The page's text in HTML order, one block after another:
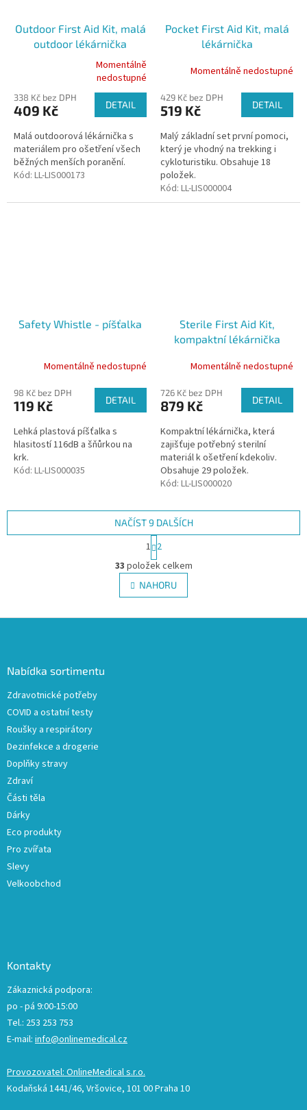
Outdoor First Aid Kit, malá
outdoor lékárnička
produktu
je
z
5
hvězdiček.
Momentálně
nedostupné
338 Kč bez DPH
409 Kč DETAIL
Malá outdoorová lékárnička s
materiálem pro ošetření všech
běžných menších poranění.
Kód: LL-LIS000173
Pocket First Aid Kit, malá
lékárnička
Momentálně nedostupné
429 Kč bez DPH
519 Kč DETAIL
Malý základní set první pomoci,
který je vhodný na trekking i
cykloturistiku. Obsahuje 18
položek.
Kód: LL-LIS000004
Safety Whistle - píšťalka
Momentálně nedostupné
98 Kč bez DPH
119 Kč DETAIL
Lehká plastová píšťalka s
hlasitostí 116dB a šňůrkou na
krk.
Kód: LL-LIS000035
Sterile First Aid Kit,
kompaktní lékárnička
Momentálně nedostupné
726 Kč bez DPH
879 Kč DETAIL
Kompaktní lékárnička, která
zajišťuje potřebný sterilní
materiál k ošetření kdekoliv.
Obsahuje 29 položek.
Kód: LL-LIS000020
O
v
l
á
NAČÍST 9 DALŠÍCH
S
t
r
á
n
k
v
1 2
33 položek celkem
NAHORU
Nabídka sortimentu
Zdravotnické potřeby
COVID a ostatní testy
Roušky a respirátory
Dezinfekce a drogerie
Doplňky stravy
Zdraví
Části těla
Dárky
Eco produkty
Pro zvířata
Slevy
Velkoobchod
Kontakty
Zákaznická podpora:
po - pá 9:00-15:00
Tel.: 253 253 753
E-mail: info@onlinemedical.cz
Provozovatel: OnlineMedical s.r.o.
Kodaňská 1441/46, Vršovice, 101 00 Praha 10